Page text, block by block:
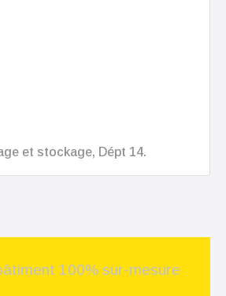
et stockage, Dépt 14.
100% sur-mesure